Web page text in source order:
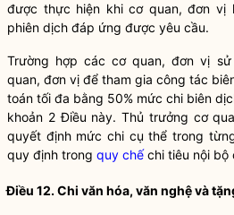
được thực hiện khi cơ quan, đơn vị
phiên dịch đáp ứng được yêu cầu.
Trường hợp các cơ quan, đơn vị
quan, đơn vị để tham gia công tác
toán tối đa bằng 50% mức chi biên
khoản 2 Điều này. Thủ trưởng cơ
quyết định mức chi cụ thể trong
quy định trong quy chếchi tiêu nội bộ
Điều 12. Chi văn hóa, văn nghệ và